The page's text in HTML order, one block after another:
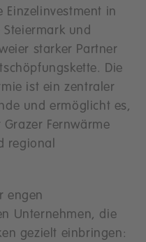
Einzelinvestment in
und
starker Partner
Die
ist ein zentraler
und ermöglicht es,
Fernwärme
regional
engen
Unternehmen, die
gezielt einbringen: